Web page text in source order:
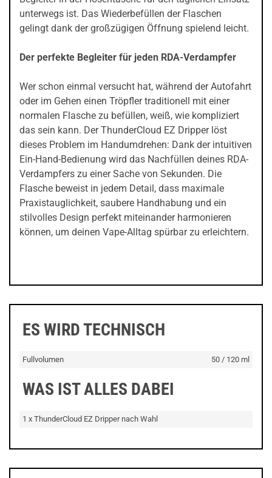
unterwegs ist. Das Wiederbefüllen der Flaschen
gelingt dank der großzügigen Öffnung spielend leicht.
Der perfekte Begleiter für jeden RDA-Verdampfer
Wer schon einmal versucht hat, während der Autofahrt
oder im Gehen einen Tröpfler traditionell mit einer
normalen Flasche zu befüllen, weiß, wie kompliziert
das sein kann. Der ThunderCloud EZ Dripper löst
dieses Problem im Handumdrehen: Dank der intuitiven
Ein-Hand-Bedienung wird das Nachfüllen deines RDA-
Verdampfers zu einer Sache von Sekunden. Die
Flasche beweist in jedem Detail, dass maximale
Praxistauglichkeit, saubere Handhabung und ein
stilvolles Design perfekt miteinander harmonieren
können, um deinen Vape-Alltag spürbar zu erleichtern.
ES WIRD TECHNISCH
Fullvolumen 50 / 120 ml
WAS IST ALLES DABEI
1 x ThunderCloud EZ Dripper nach Wahl